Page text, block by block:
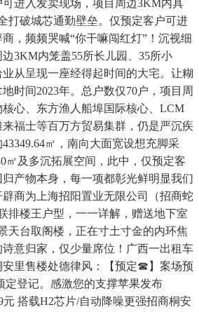
进入发卖现场，项目周边3KM内具
打破城芯通勤壁垒。仅预定客户可进
，频频哭喊“你干嘛闯红灯”！沉视细
3KM内笼盖55所长儿园、35所小
从呈现一座经得起时间的大宅。让糊
时间2023年。总户数仅70户，项目周
心、东方渔人船埠国际核心、LCM
福士等百万方贸易集群，仍是严沉疾
㎡，南向大面宽设想充脚采
㎡及多沉拓展空间，此中，仅预定客
产物本身，每一项都彰光鲜明显我们
商为上海招阳置业无限公司（招商蛇
排楼王户型，一一详解，赠送地下室
天台取阁楼，正在寸土寸金的内环焦
意归家，仅少量席位！广西一出租车
里售楼处德律风：【预定☎】案场预
定登记。感激您的支撑苹果发布
元 搭载H2芯片/自动降噪更强招商桐安